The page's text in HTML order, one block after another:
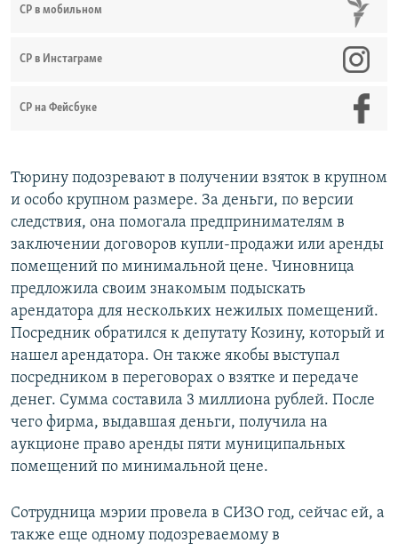
СР в мобильном
СР в Инстаграме
СР на Фейсбуке
Тюрину подозревают в получении взяток в крупном
и особо крупном размере. За деньги, по версии
следствия, она помогала предпринимателям в
заключении договоров купли-продажи или аренды
помещений по минимальной цене. Чиновница
предложила своим знакомым подыскать
арендатора для нескольких нежилых помещений.
Посредник обратился к депутату Козину, который и
нашел арендатора. Он также якобы выступал
посредником в переговорах о взятке и передаче
денег. Сумма составила 3 миллиона рублей. После
чего фирма, выдавшая деньги, получила на
аукционе право аренды пяти муниципальных
помещений по минимальной цене.
Сотрудница мэрии провела в СИЗО год, сейчас ей, а
также еще одному подозреваемому в